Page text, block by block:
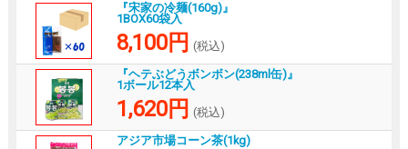
『宋家の冷麺(160g)』
1BOX60袋入
8,100円 (税込)
『ヘテぶどうボンボン(238ml缶)』
1ボール12本入
1,620円 (税込)
アジア市場コーン茶(1kg)